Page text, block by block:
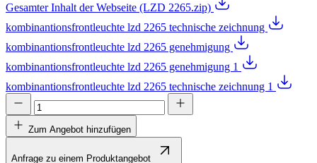
Gesamter Inhalt der Webseite (LZD 2265.zip)
kombinantionsfrontleuchte lzd 2265 technische zeichnung
kombinantionsfrontleuchte lzd 2265 genehmigung
kombinantionsfrontleuchte lzd 2265 genehmigung 1
kombinantionsfrontleuchte lzd 2265 technische zeichnung 1
Zum Angebot hinzufügen
Anfrage zu einem Produktangebot